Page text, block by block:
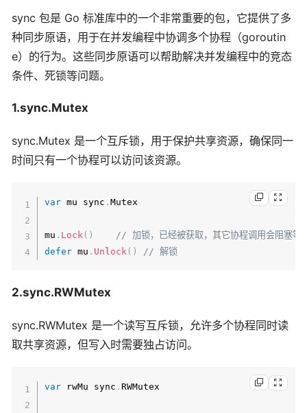
                fmt
.Printf(
"Goroutine %d
case <-time. After( 20 * time .Second
                fmt
.Printf("Goroutine %d
}
// 模拟任务的执行
    time
.Sleep(10 * time
}
sync 包是 Go 标准库中的一个非常重要的包，它提供了多
种同步原语，用于在并发编程中协调多个协程（goroutin
e）的行为。这些同步原语可以帮助解决并发编程中的竞态
条件、死锁等问题。
1.sync.Mutex
sync.Mutex 是一个互斥锁，用于保护共享资源，确保同一
时间只有一个协程可以访问该资源。
var mu sync .Mutex
mu . Lock ( )
// 加锁，已经被获取，其它协程调用会阻塞等
defer mu . Unlock ( ) // 解锁
2.sync.RWMutex
sync.RWMutex 是一个读写互斥锁，允许多个协程同时读
取共享资源，但写入时需要独占访问。
var rwMu sync .RWMutex